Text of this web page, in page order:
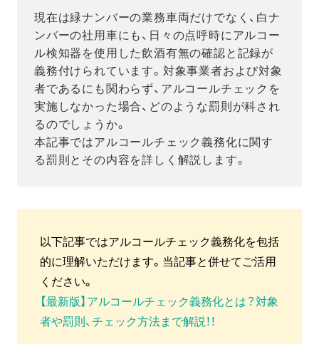
現在は緑ナンバーの業務車両だけでなく、白ナ
ンバーの社用車にも、日々の点呼時にアルコー
ル検知器を使用した飲酒有無の確認と記録が
義務付けられています。対象事業者および対象
者であるにも関わらず、アルコールチェックを
実施しなかった場合、どのような罰則が科され
るのでしょうか。
本記事ではアルコールチェック義務化に関す
る罰則とその内容を詳しく解説します。
以下記事ではアルコールチェック義務化を包括
的に理解いただけます。当記事と併せてご活用
ください。
【最新版】アルコールチェック義務化とは？対象
者や罰則、チェック方法まで解説！！